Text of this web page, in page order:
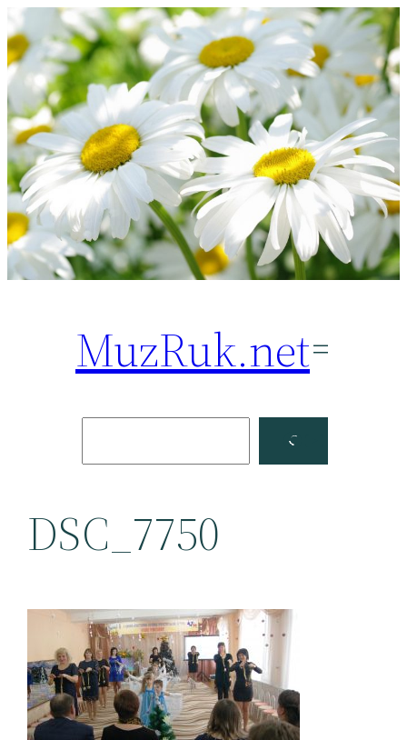
Перейти
к
содержимому
MuzRuk.net
Facebook
DSC_7750